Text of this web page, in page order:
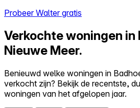
Probeer Walter gratis
Verkochte woningen in
Nieuwe Meer.
Benieuwd welke woningen in
verkocht zijn? Bekijk de recentste,
woningen van het afgelopen jaar.